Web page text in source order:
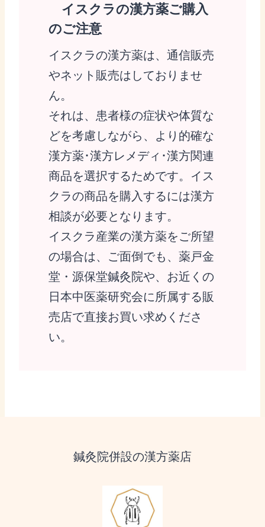
イスクラの漢方薬ご購入
のご注意
イスクラの漢方薬は、通信販売
やネット販売はしておりませ
ん。
それは、患者様の症状や体質な
どを考慮しながら、より的確な
漢方薬･漢方レメディ･漢方関連
商品を選択するためです。イス
クラの商品を購入するには漢方
相談が必要となります。
イスクラ産業の漢方薬をご所望
の場合は、ご面倒でも、薬戸金
堂・源保堂鍼灸院や、お近くの
日本中医薬研究会に所属する販
売店で直接お買い求めくださ
い。
鍼灸院併設の漢方薬店